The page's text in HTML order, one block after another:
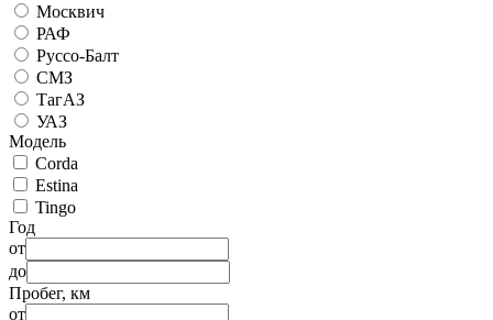
Москвич
РАФ
Руссо-Балт
СМЗ
ТагАЗ
УАЗ
Модель
Corda
Estina
Tingo
Год
от
до
Пробег, км
от